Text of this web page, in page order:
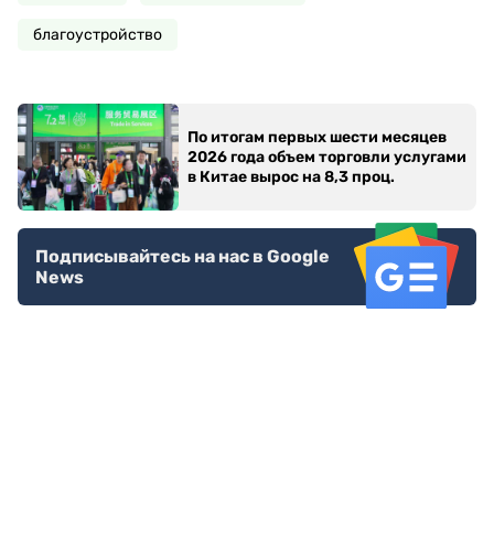
благоустройство
По итогам первых шести месяцев
2026 года объем торговли услугами
в Китае вырос на 8,3 проц.
Подписывайтесь на нас в Google
News